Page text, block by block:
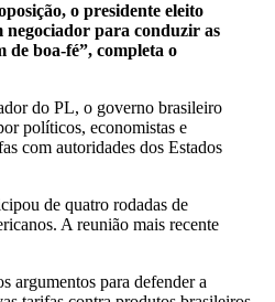
o presidente eleito
negociador para conduzir as
de boa-fé”, completa o
do PL, o governo brasileiro
políticos, economistas e
com autoridades dos Estados
de quatro rodadas de
A reunião mais recente
argumentos para defender a